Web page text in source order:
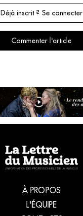
Déjà inscrit ? Se connecter
Commenter l'article
À PROPOS
L'ÉQUIPE